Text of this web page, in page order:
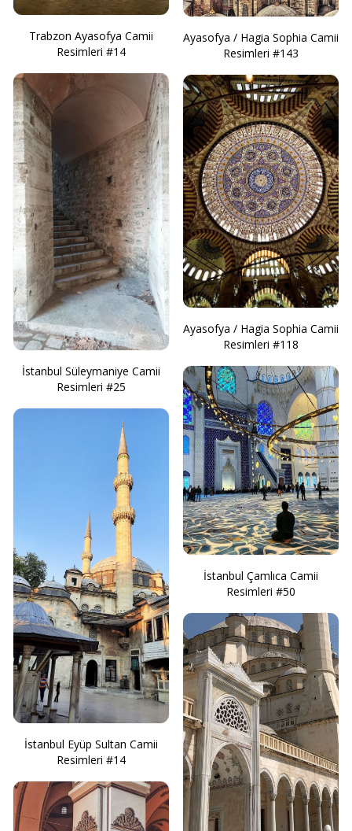
Trabzon Ayasofya Camii
Resimleri #14
İstanbul Süleymaniye Camii
Resimleri #25
İstanbul Eyüp Sultan Camii
Resimleri #14
Ayasofya / Hagia Sophia Camii
Resimleri #143
Ayasofya / Hagia Sophia Camii
Resimleri #118
İstanbul Çamlıca Camii
Resimleri #50